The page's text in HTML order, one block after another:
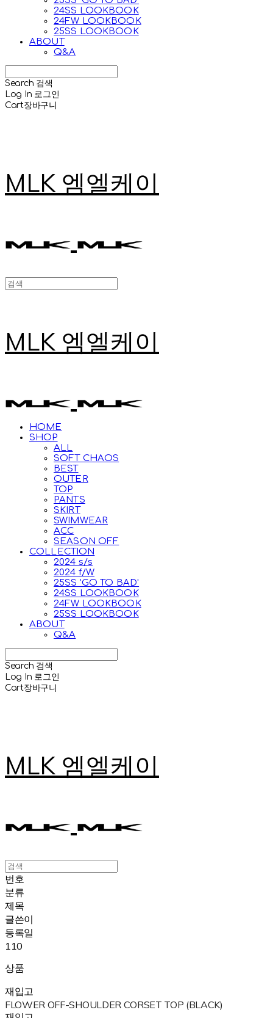
24SS LOOKBOOK
24FW LOOKBOOK
25SS LOOKBOOK
ABOUT
Q&A
Search 검색
Log In 로그인
Cart장바구니
MLK 엠엘케이
MLK 엠엘케이
HOME
SHOP
ALL
SOFT CHAOS
BEST
OUTER
TOP
PANTS
SKIRT
SWIMWEAR
ACC
SEASON OFF
COLLECTION
2024 s/s
2024 f/W
25SS 'GO TO BAD'
24SS LOOKBOOK
24FW LOOKBOOK
25SS LOOKBOOK
ABOUT
Q&A
Search 검색
Log In 로그인
Cart장바구니
MLK 엠엘케이
번호
분류
제목
글쓴이
등록일
110
상품
재입고
FLOWER OFF-SHOULDER CORSET TOP (BLACK)